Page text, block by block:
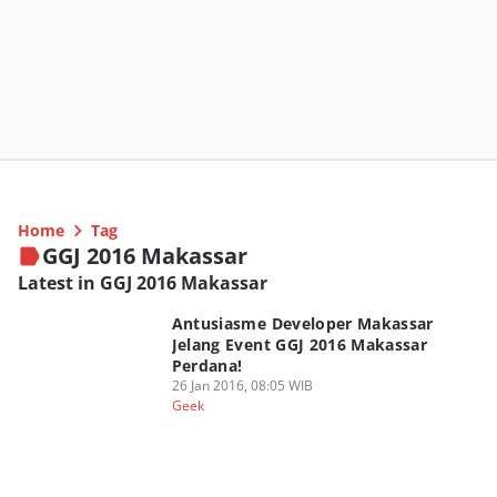
Home Tag
GGJ 2016 Makassar
Latest in GGJ 2016 Makassar
Antusiasme Developer Makassar
Jelang Event GGJ 2016 Makassar
Perdana!
26 Jan 2016, 08:05 WIB
Geek